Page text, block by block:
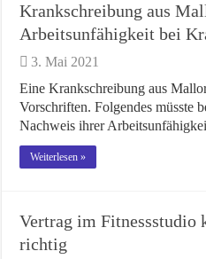
Krankschreibung aus
Arbeitsunfähigkeit bei
3. Mai 2021
Eine Krankschreibung aus
Vorschriften. Folgendes müsste
Nachweis ihrer
Weiterlesen »
Vertrag im Fitnessstudio
richtig